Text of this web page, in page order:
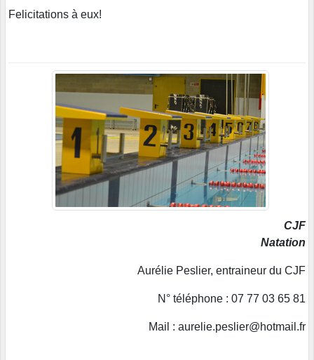
Felicitations à eux!
CJF
Natation
Aurélie Peslier, entraineur du CJF
N° téléphone : 07 77 03 65 81
Mail : aurelie.peslier@hotmail.fr